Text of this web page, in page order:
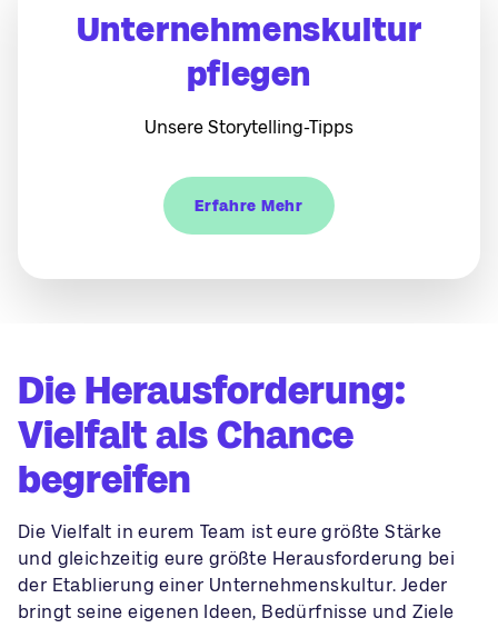
Unternehmenskultur
pflegen
Unsere Storytelling-Tipps
Erfahre Mehr
Die Herausforderung:
Vielfalt als Chance
begreifen
Die Vielfalt in eurem Team ist eure größte Stärke
und gleichzeitig eure größte Herausforderung bei
der Etablierung einer Unternehmenskultur. Jeder
bringt seine eigenen Ideen, Bedürfnisse und Ziele